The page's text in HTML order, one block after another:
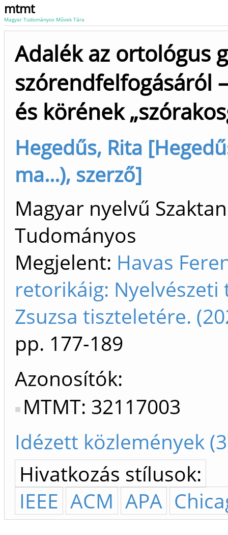
mtmt
Magyar Tudományos Művek Tára
Adalék az ortológus
szórendfelfogásáról
és körének
Hegedűs, Rita
ma...), szerző]
Magyar nyelvű
Tudományos
Megjelent: Havas
retorikáig:
Zsuzsa tiszteletére.
pp. 177-189
Azonosítók
MTMT: 32117003
Idézett közlemények
Hivatkozás stílusok:
IEEE ACM APA